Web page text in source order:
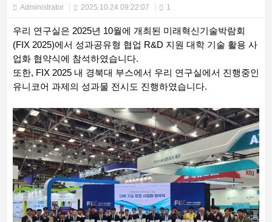
Administrator 2025.10.24 09:22:07 1
우리 연구실은 2025년 10월에 개최된 미래혁신기술박람회
(FIX 2025)에서 성과공유형 협업 R&D 지원 대학 기술 활용 사
업화 협약식에 참석하였습니다.
또한, FIX 2025 내 경북대 부스에서 우리 연구실에서 진행중인
유니코어 과제의 성과물 전시도 진행하였습니다.